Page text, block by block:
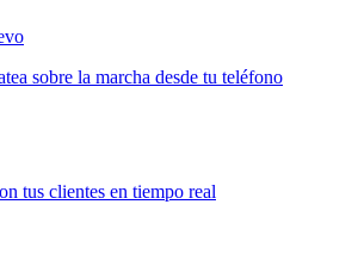
sobre la marcha desde tu teléfono
tus clientes en tiempo real